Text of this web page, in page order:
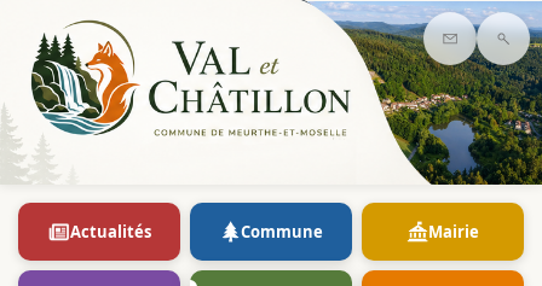
Contact
Actualités Commune Mairie